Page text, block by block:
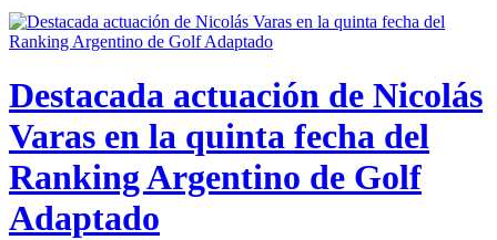
Destacada actuación de Nicolás
Varas en la quinta fecha del
Ranking Argentino de Golf
Adaptado